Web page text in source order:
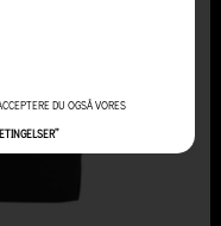
DU OGSÅ VORES